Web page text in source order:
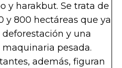
y harakbut. Se trata de
y 800 hectáreas que ya
y una
pesada.
además, figuran